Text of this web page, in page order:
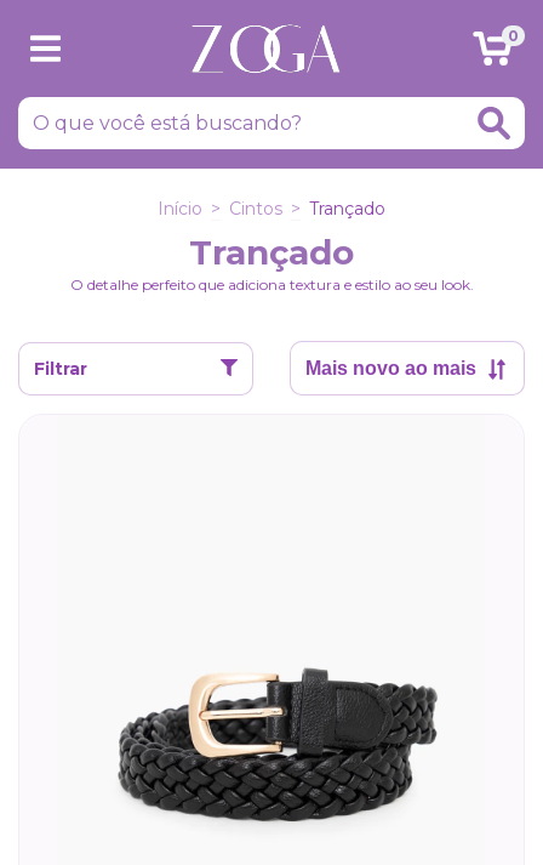
0
Início > Cintos > Trançado
Trançado
O detalhe perfeito que adiciona textura e estilo ao seu look.
Filtrar